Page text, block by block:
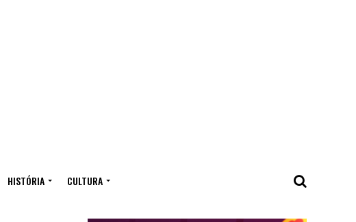
HISTÓRIA CULTURA